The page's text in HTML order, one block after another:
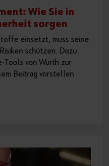
Wie Sie in
sorgen
einsetzt, muss seine
schützen. Dazu
von Würth zur
Beitrag vorstellen